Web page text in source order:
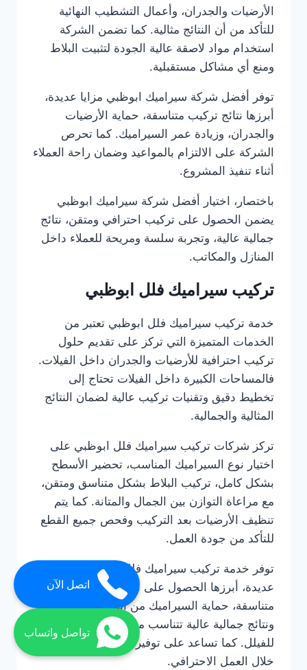
الأرضيات والجدران، وأعمال التشطيب النهائية
للتأكد من أن النتائج مثالية. كما تضمن الشركة
استخدام مواد لاصقة عالية الجودة لتثبيت البلاط
ومنع أي مشاكل مستقبلية.
توفر أفضل شركة سيراميك ابوظبي مزايا عديدة،
أبرزها نتائج تركيب متناسقة، حماية الأرضيات
والجدران، وزيادة عمر السيراميك. كما تحرص
الشركة على الالتزام بالمواعيد وضمان راحة العملاء
أثناء تنفيذ المشروع.
باختصار، اختيار أفضل شركة سيراميك ابوظبي
يضمن الحصول على تركيب احترافي ومتقن، نتائج
جمالية عالية، وتجربة سلسة ومريحة للعملاء داخل
المنازل والمكاتب.
تركيب سيراميك فلل ابوظبي
خدمة تركيب سيراميك فلل ابوظبي تعتبر من
الخدمات المتميزة التي تركز على تقديم حلول
تركيب احترافية للأرضيات والجدران داخل الفيلات.
فالمساحات الكبيرة داخل الفيلات تحتاج إلى
تخطيط دقيق وتقنيات تركيب عالية لضمان النتائج
المثالية والجمالية.
تركز شركات تركيب سيراميك فلل ابوظبي على
اختيار نوع السيراميك المناسب، تحضير الأسطح
بشكل كامل، تركيب البلاط بشكل متناسق ومتقن،
مع مراعاة التوازن بين الجمال والمتانة. كما يتم
تنظيف الأرضيات بعد التركيب وفحص جميع القطع
للتأكد من جودة العمل.
توفر خدمة تركيب سيراميك فلل ابوظبي مزايا
عديدة، أبرزها الحصول على أرضيات وجدران
متناسقة، حماية السيراميك من التلف أو التشقق،
ونتائج جمالية عالية تتناسب مع التصميم الداخلي
للفيلل. كما تساعد على توفير الوقت والجهد من
خلال العمل الاحترافي.
اتصل الآن
تواصل واتساب